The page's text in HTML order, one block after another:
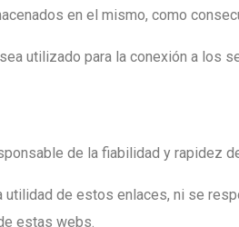
en el mismo, como
utilizado para la conexión a los
de la fiabilidad y rapidez
de estos enlaces, ni se
estas webs.